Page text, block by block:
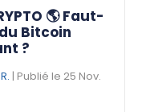
🌎 Faut-
Bitcoin
?
| Publié le 25 Nov.